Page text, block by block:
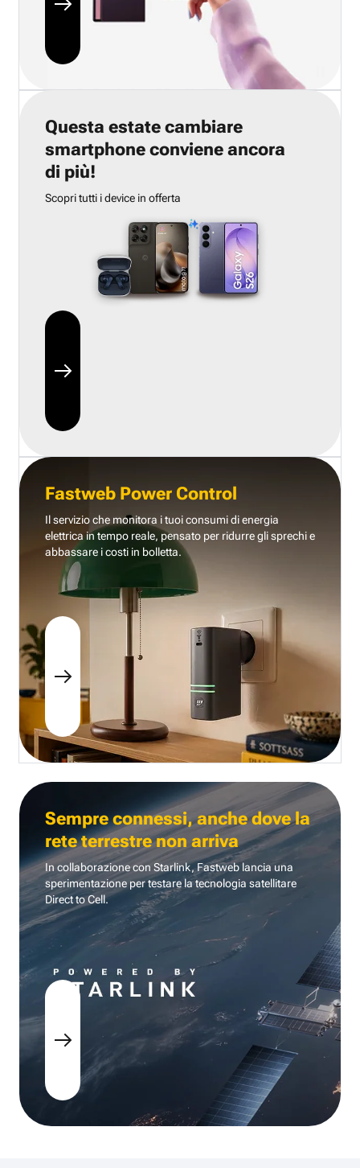
Questa estate cambiare
smartphone conviene ancora
di più!
Scopri tutti i device in offerta
Fastweb Power Control
Il servizio che monitora i tuoi consumi di energia
elettrica in tempo reale, pensato per ridurre gli sprechi e
abbassare i costi in bolletta.
Sempre connessi, anche dove la
rete terrestre non arriva
In collaborazione con Starlink, Fastweb lancia una
sperimentazione per testare la tecnologia satellitare
Direct to Cell.